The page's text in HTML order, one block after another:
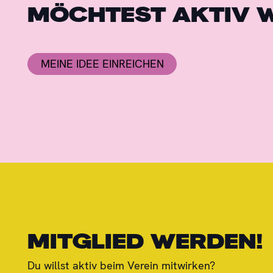
MÖCHTEST AKTIV
MEINE IDEE EINREICHEN
MITGLIED WERDEN!
Du willst aktiv beim Verein mitwirken?